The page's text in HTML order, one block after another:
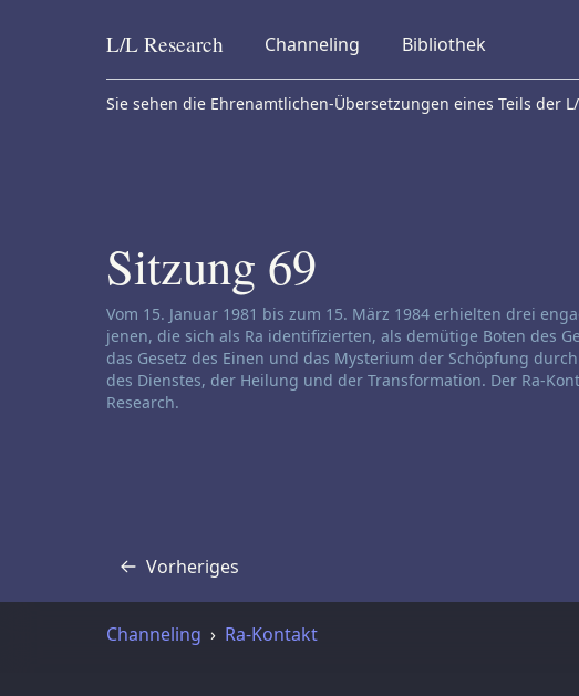
Skip to content
L/L Research Channeling Bibliothek
Sie sehen die Ehrenamtlichen-Übersetzungen eines Teils der
Sitzung 69
Haftungsausschluss für Channeling:
Vom 15. Januar 1981 bis zum 15. März 1984 erhielten drei
jenen, die sich als Ra identifizierten, als demütige Boten des
das Gesetz des Einen und das Mysterium der Schöpfung
des Dienstes, der Heilung und der Transformation. Der Ra-
Research.
Vorheriges
Transkript
Channeling Ra-Kontakt